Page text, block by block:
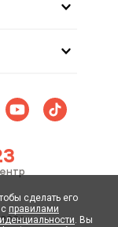
сделать его
правилами
. Вы